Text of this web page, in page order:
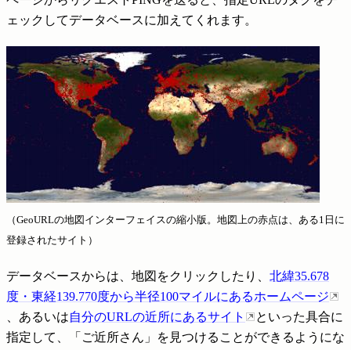
ェックしてデータベースに加えてくれます。
（GeoURLの地図インターフェイスの縮小版。地図上の赤点は、ある1日に
登録されたサイト）
データベースからは、地図をクリックしたり、 北緯35.678
度・東経139.770度から半径100マイルにあるホームページ
、あるいは自分のURLの近所にあるサイト
といった具合に
指定して、「ご近所さん」を見つけることができるようにな